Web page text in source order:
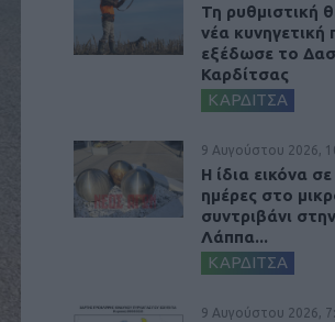
Τη ρυθμιστική
νέα κυνηγετική
εξέδωσε το
Καρδίτσας
ΚΑΡΔΙΤΣΑ
9 Αυγούστου 2026,
Η ίδια εικόνα σε
ημέρες στο
συντριβάνι
Λάππα...
ΚΑΡΔΙΤΣΑ
9 Αυγούστου 2026,